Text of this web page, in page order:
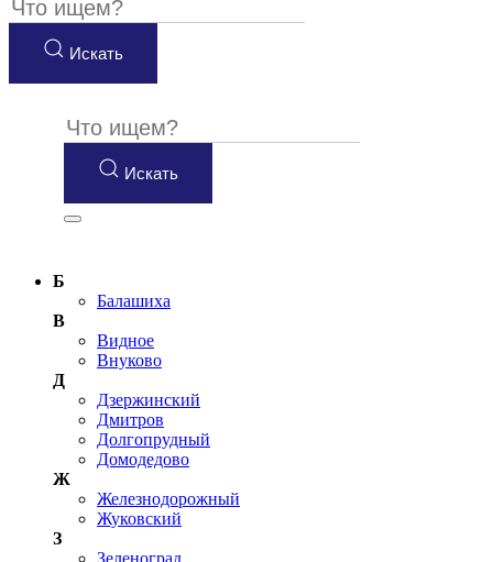
Искать
Искать
Б
Балашиха
В
Видное
Внуково
Д
Дзержинский
Дмитров
Долгопрудный
Домодедово
Ж
Железнодорожный
Жуковский
З
Зеленоград